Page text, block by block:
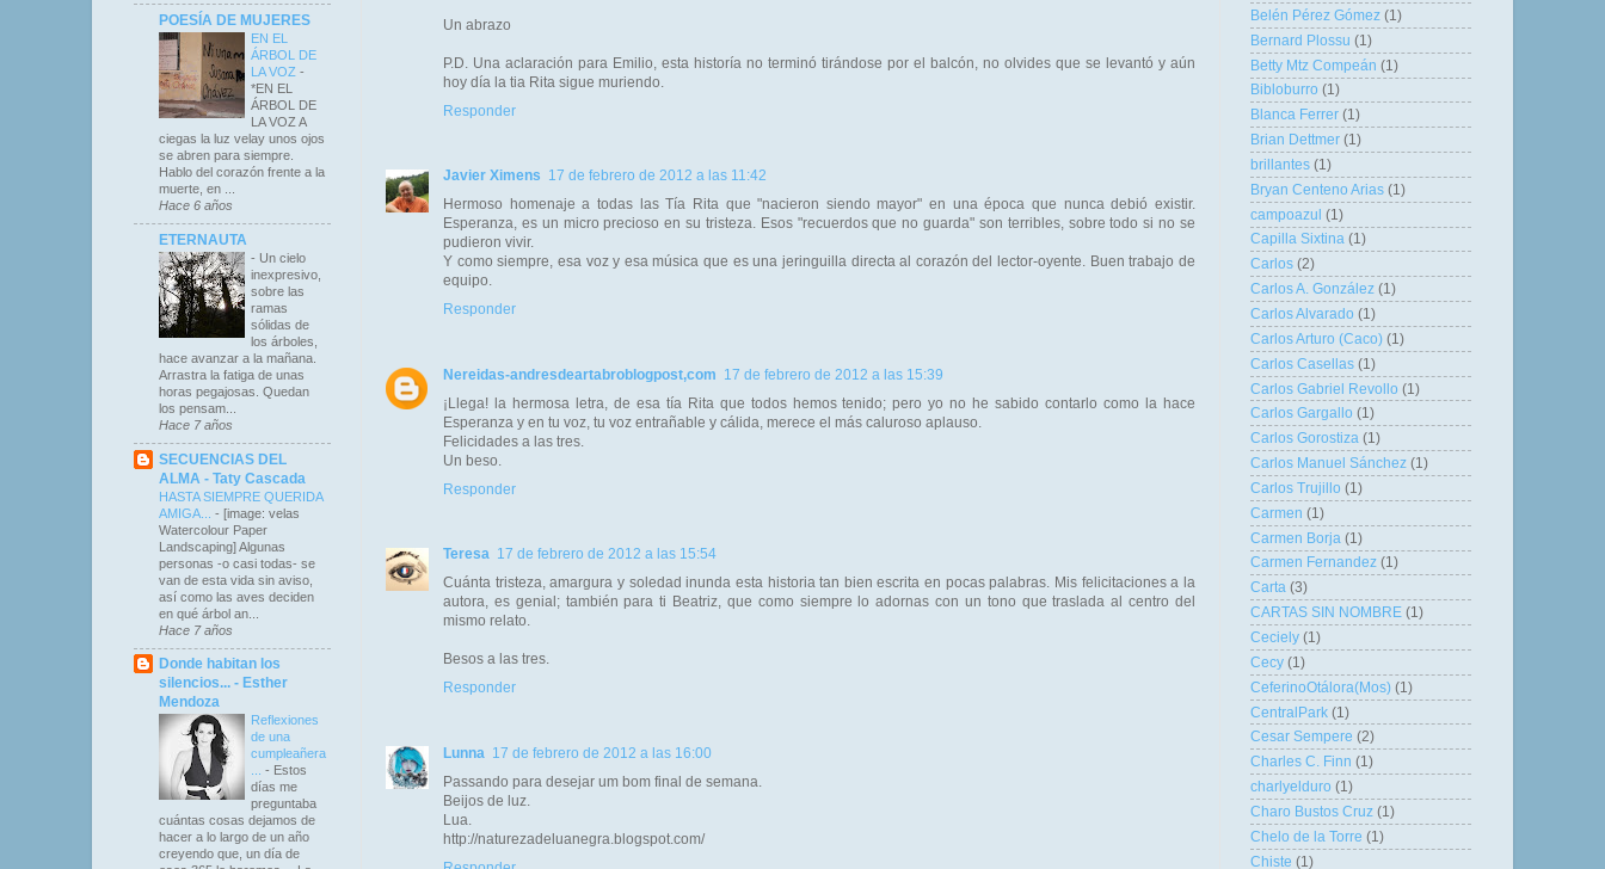
Un abrazo
P.D. Una aclaración para Emilio, esta historía no terminó tirándose por el balcón, no olvides que se levantó y aún
hoy día la tia Rita sigue muriendo.
Responder
Javier Ximens
17 de febrero de 2012 a las 11:42
Hermoso homenaje a todas las Tía Rita que "nacieron siendo mayor" en una época que nunca debió existir.
Esperanza, es un micro precioso en su tristeza. Esos "recuerdos que no guarda" son terribles, sobre todo si no se
pudieron vivir.
Y como siempre, esa voz y esa música que es una jeringuilla directa al corazón del lector-oyente. Buen trabajo de
equipo.
Responder
Nereidas-andresdeartabroblogpost,com
17 de febrero de 2012 a las 15:39
¡Llega! la hermosa letra, de esa tía Rita que todos hemos tenido; pero yo no he sabido contarlo como la hace
Esperanza y en tu voz, tu voz entrañable y cálida, merece el más caluroso aplauso.
Felicidades a las tres.
Un beso.
Responder
Teresa
17 de febrero de 2012 a las 15:54
Cuánta tristeza, amargura y soledad inunda esta historia tan bien escrita en pocas palabras. Mis felicitaciones a la
autora, es genial; también para ti Beatriz, que como siempre lo adornas con un tono que traslada al centro del
mismo relato.
Besos a las tres.
Responder
Lunna
17 de febrero de 2012 a las 16:00
Passando para desejar um bom final de semana.
Beijos de luz.
Lua.
http://naturezadeluanegra.blogspot.com/
POESÍA DE MUJERES
EN EL
ÁRBOL DE
LA VOZ -
*EN EL
ÁRBOL DE
LA VOZ A
ciegas la luz velay unos ojos
se abren para siempre.
Hablo del corazón frente a la
muerte, en ...
Hace 6 años
ETERNAUTA
- Un cielo
inexpresivo,
sobre las
ramas
sólidas de
los árboles,
hace avanzar a la mañana.
Arrastra la fatiga de unas
horas pegajosas. Quedan
los pensam...
Hace 7 años
SECUENCIAS DEL
ALMA - Taty Cascada
HASTA SIEMPRE QUERIDA
AMIGA... - [image: velas
Watercolour Paper
Landscaping] Algunas
personas -o casi todas- se
van de esta vida sin aviso,
así como las aves deciden
en qué árbol an...
Hace 7 años
Donde habitan los
silencios... - Esther
Mendoza
Reflexiones
de una
cumpleañera
... - Estos
días me
preguntaba
cuántas cosas dejamos de
hacer a lo largo de un año
creyendo que, un día de
Belén Pérez Gómez (1)
Bernard Plossu (1)
Betty Mtz Compeán (1)
Bibloburro (1)
Blanca Ferrer (1)
Brian Dettmer (1)
brillantes (1)
Bryan Centeno Arias (1)
campoazul (1)
Capilla Sixtina (1)
Carlos (2)
Carlos A. González (1)
Carlos Alvarado (1)
Carlos Arturo (Caco) (1)
Carlos Casellas (1)
Carlos Gabriel Revollo (1)
Carlos Gargallo (1)
Carlos Gorostiza (1)
Carlos Manuel Sánchez (1)
Carlos Trujillo (1)
Carmen (1)
Carmen Borja (1)
Carmen Fernandez (1)
Carta (3)
CARTAS SIN NOMBRE (1)
Ceciely (1)
Cecy (1)
CeferinoOtálora(Mos) (1)
CentralPark (1)
Cesar Sempere (2)
Charles C. Finn (1)
charlyelduro (1)
Charo Bustos Cruz (1)
Chelo de la Torre (1)
Chiste (1)